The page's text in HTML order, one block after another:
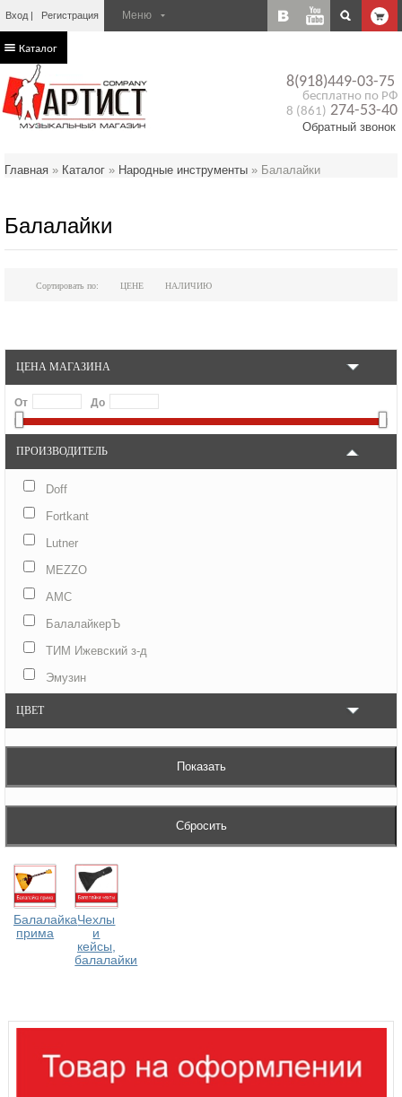
Вход Регистрация
8(918)449-03-75
бесплатно по РФ
8 (861) 274-53-40
Обратный звонок
Каталог
Главная » Каталог » Народные инструменты » Балалайки
Балалайки
Сортировать по: ЦЕНЕ НАЛИЧИЮ
ЦЕНА МАГАЗИНА
От До
ПРОИЗВОДИТЕЛЬ
Doff
Fortkant
Lutner
MEZZO
АМС
БалалайкерЪ
ТИМ Ижевский з-д
Эмузин
ЦВЕТ
Балалайка
прима
Чехлы
и
кейсы,
балалайки